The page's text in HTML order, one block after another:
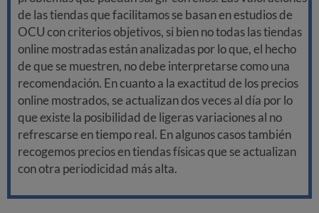
de las tiendas que facilitamos se basan en estudios de
OCU con criterios objetivos, si bien no todas las tiendas
online mostradas están analizadas por lo que, el hecho
de que se muestren, no debe interpretarse como una
recomendación. En cuanto a la exactitud de los precios
online mostrados, se actualizan dos veces al día por lo
que existe la posibilidad de ligeras variaciones al no
refrescarse en tiempo real. En algunos casos también
recogemos precios en tiendas físicas que se actualizan
con otra periodicidad más alta.